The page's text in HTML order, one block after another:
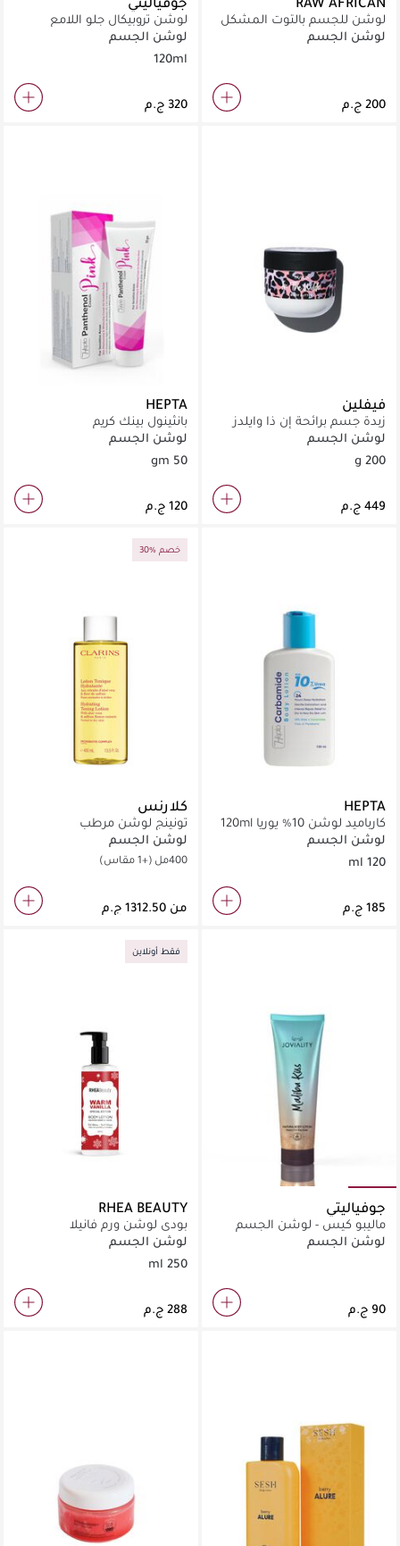
لوشن للجسم بالتوت المشكل
200 مل
لوشن الجسم
لوشن تروبيكال جلو اللامع
برونزي
لوشن الجسم
120ml
فيفلين
زبدة جسم برائحة إن ذا وايلدز
لوشن الجسم
200 g
HEPTA
بانثينول بينك كريم
لوشن الجسم
50 gm
HEPTA
كارباميد لوشن 10% يوريا 120ml
لوشن الجسم
120 ml
30% خصم
كلارنس
تونينج لوشن مرطب
لوشن الجسم
400مل (+1 مقاس)
من
جوفياليتي
ماليبو كيس - لوشن الجسم
الطبيعي 30 مل
لوشن الجسم
فقط أونلاين
RHEA BEAUTY
بودي لوشن ورم فانيلا
لوشن الجسم
250 ml